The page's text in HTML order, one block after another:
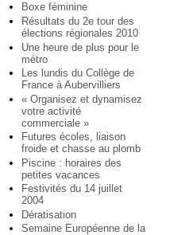
Boxe féminine
Résultats du 2e tour des
élections régionales 2010
Une heure de plus pour le
métro
Les lundis du Collège de
France à Aubervilliers
« Organisez et dynamisez
votre activité
commerciale »
Futures écoles, liaison
froide et chasse au plomb
Piscine : horaires des
petites vacances
Festivités du 14 juillet
2004
Dératisation
Semaine Européenne de la